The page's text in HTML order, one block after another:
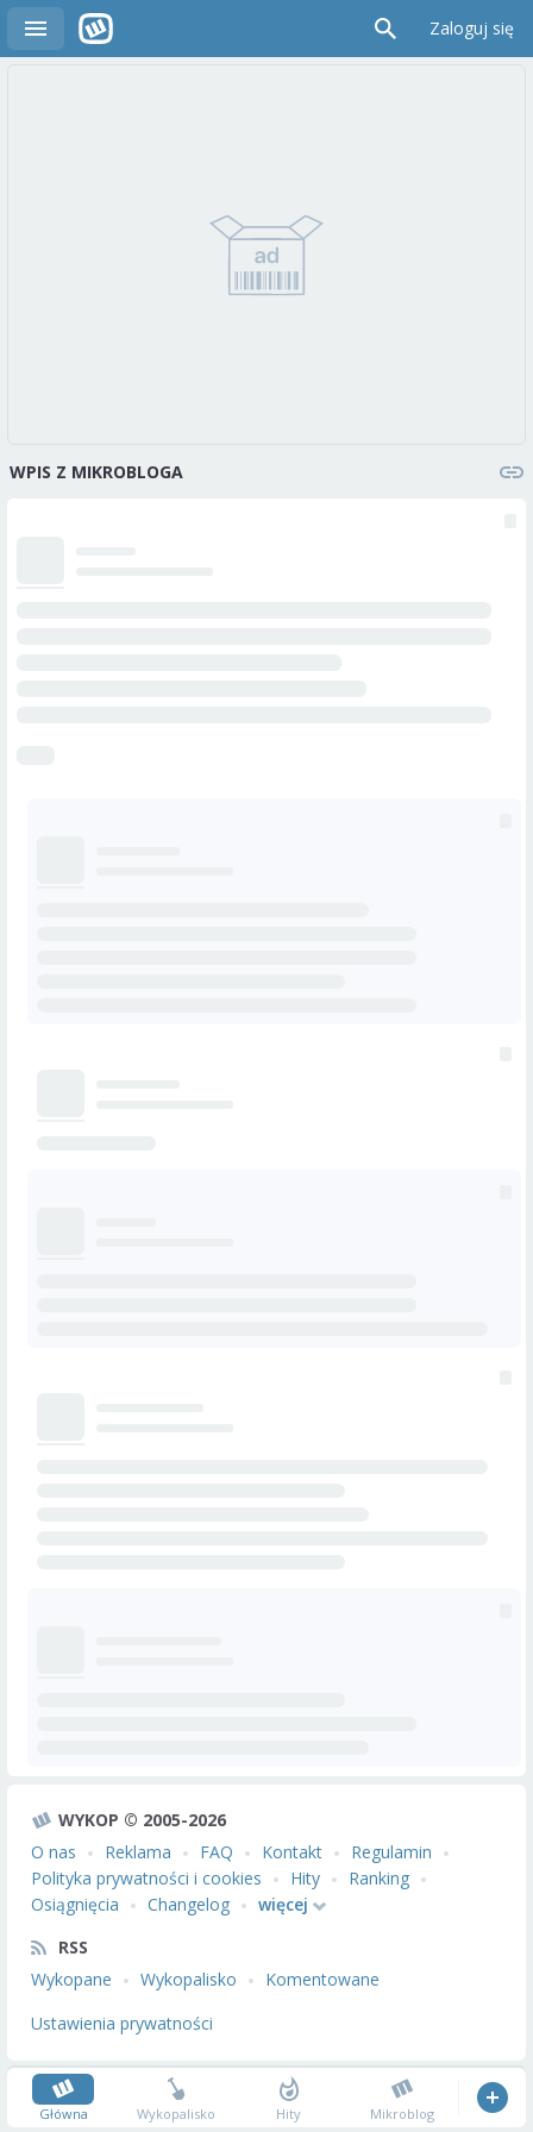
Zaloguj się
WPIS Z MIKROBLOGA
WYKOP © 2005-2026
O nas
Reklama FAQ Kontakt
Regulamin
Polityka prywatności i cookies
Hity
Ranking
Osiągnięcia
Changelog
więcej
RSS
Wykopane
Wykopalisko
Komentowane
Ustawienia prywatności
Główna Wykopalisko Hity Mikroblog